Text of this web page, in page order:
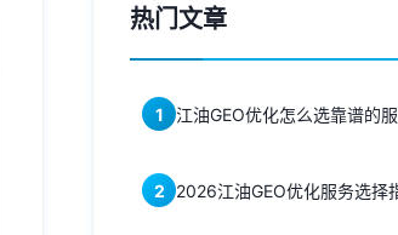
热门文章
1 江油GEO优化怎么选靠谱的
2 2026江油GEO优化服务选择